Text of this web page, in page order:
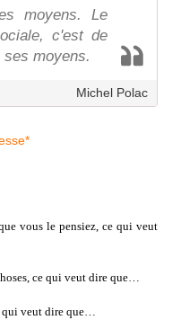
moyens. Le
c'est de
moyens.
Michel Polac
vous le pensiez, ce qui veut
ce qui veut dire que…
qui veut dire que…